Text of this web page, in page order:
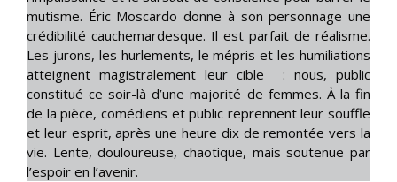
mutisme. Éric Moscardo donne à son personnage une
crédibilité cauchemardesque. Il est parfait de réalisme.
Les jurons, les hurlements, le mépris et les humiliations
atteignent magistralement leur cible : nous, public
constitué ce soir-là d’une majorité de femmes. À la fin
de la pièce, comédiens et public reprennent leur souffle
et leur esprit, après une heure dix de remontée vers la
vie. Lente, douloureuse, chaotique, mais soutenue par
l’espoir en l’avenir.